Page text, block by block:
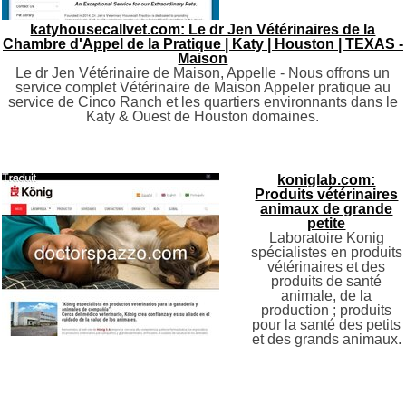
katyhousecallvet.com: Le dr Jen Vétérinaires de la
Chambre d'Appel de la Pratique | Katy | Houston | TEXAS -
Maison
Le dr Jen Vétérinaire de Maison, Appelle - Nous offrons un
service complet Vétérinaire de Maison Appeler pratique au
service de Cinco Ranch et les quartiers environnants dans le
Katy & Ouest de Houston domaines.
koniglab.com:
Produits vétérinaires
animaux de grande
petite
Laboratoire Konig
spécialistes en produits
vétérinaires et des
produits de santé
animale, de la
production ; produits
pour la santé des petits
et des grands animaux.